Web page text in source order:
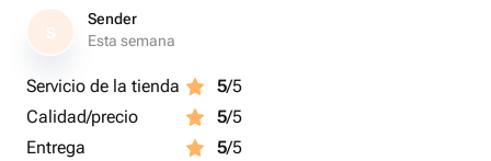
S
Sender
Esta semana
Servicio de la tienda 5/5
Calidad/precio
5/5
Entrega
5/5